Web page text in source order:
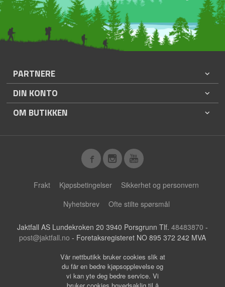
PARTNERE
DIN KONTO
OM BUTIKKEN
Frakt Kjøpsbetingelser
Sikkerhet og personvern
Nyhetsbrev
Ofte stilte spørsmål
Jaktfall AS Lundekroken 20 3940 Porsgrunn Tlf. 48483870 -
post@jaktfall.no - Foretaksregisteret NO 895 372 242 MVA
Vår nettbutikk bruker cookies slik at
du får en bedre kjøpsopplevelse og
vi kan yte deg bedre service. Vi